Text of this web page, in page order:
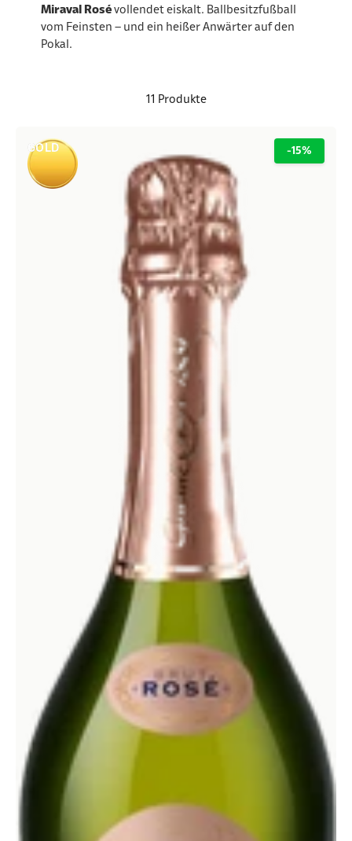
Miraval Rosévollendet eiskalt. Ballbesitzfußball
vom Feinsten – und ein heißer Anwärter auf den
Pokal.
11 Produkte
GOLD -15%